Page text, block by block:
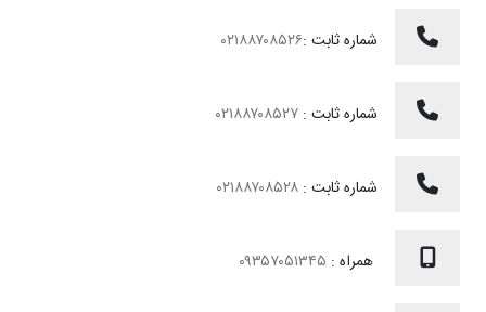
شماره ثابت :۰۲۱۸۸۷۰۸۵۲۶
شماره ثابت :
شماره ثابت :
همراه :